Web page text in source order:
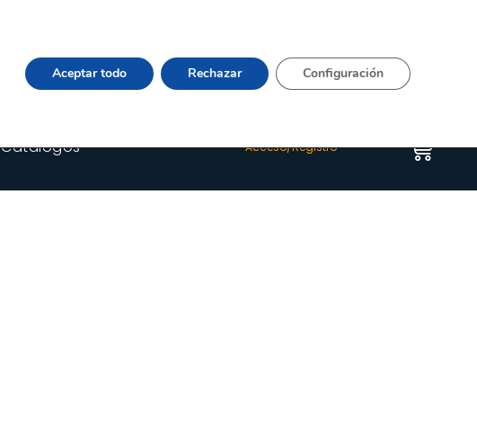
Quienes somos Happyblog Contacto
Catálogos Acceso/Registro
Aceptar todo Rechazar Configuración